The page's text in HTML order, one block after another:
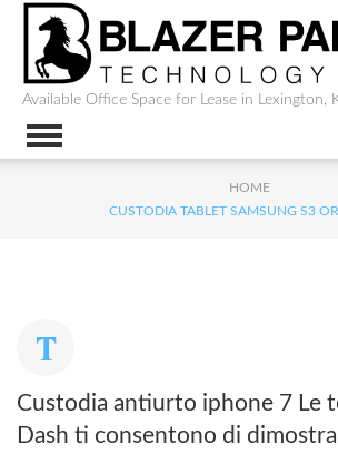
Available Office Space for Lease in Lexington,
HOME
CUSTODIA TABLET SAMSUNG S3
Custodia antiurto iphone 7 Le
Dash ti consentono di